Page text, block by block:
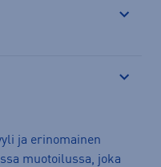
ja erinomainen
muotoilussa, joka